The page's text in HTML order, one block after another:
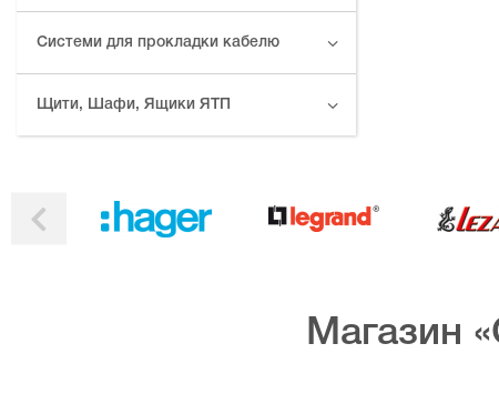
Системи для прокладки кабелю
Щити, Шафи, Ящики ЯТП
Магазин